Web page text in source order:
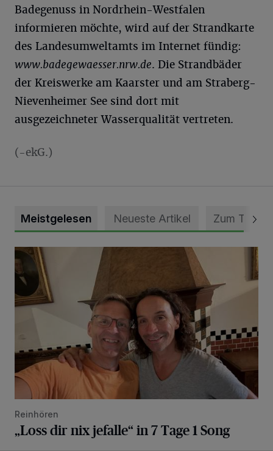
Badegenuss in Nordrhein-Westfalen
informieren möchte, wird auf der Strandkarte
des Landesumweltamts im Internet fündig:
www.badegewaesser.nrw.de. Die Strandbäder
der Kreiswerke am Kaarster und am Straberg-
Nievenheimer See sind dort mit
ausgezeichneter Wasserqualität vertreten.
(-ekG.)
Meistgelesen Neueste Artikel Zum Thema
„Loss dir nix jefalle“ in 7 Tage 1 Song
Reinhören
„Loss dir nix jefalle“ in 7 Tage 1 Song